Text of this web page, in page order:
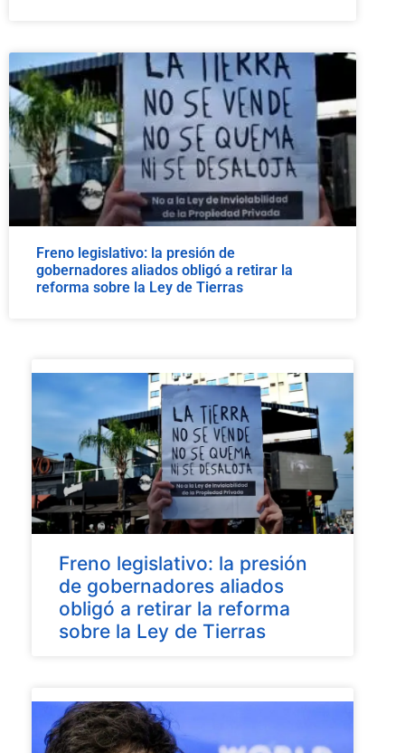
Freno legislativo: la presión de
gobernadores aliados obligó a retirar la
reforma sobre la Ley de Tierras
Freno legislativo: la presión
de gobernadores aliados
obligó a retirar la reforma
sobre la Ley de Tierras